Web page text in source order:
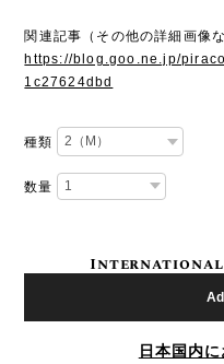
関連記事（その他の詳細画像な
https://blog.goo.ne.jp/
1c27624dbd
種類
数量
International
日本国内